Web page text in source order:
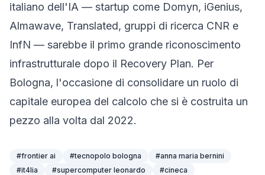
italiano dell'IA — startup come Domyn, iGenius,
Almawave, Translated, gruppi di ricerca CNR e
InfN — sarebbe il primo grande riconoscimento
infrastrutturale dopo il Recovery Plan. Per
Bologna, l'occasione di consolidare un ruolo di
capitale europea del calcolo che si è costruita un
pezzo alla volta dal 2022.
#frontier ai #tecnopolo bologna #anna maria bernini
#it4lia #supercomputer leonardo #cineca